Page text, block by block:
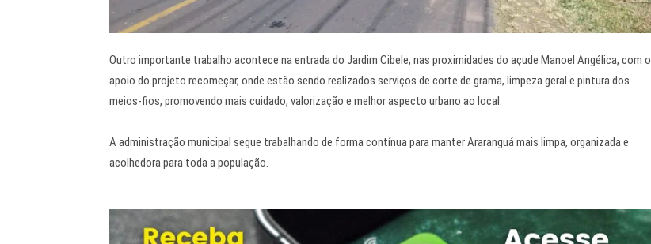
Outro importante trabalho acontece na entrada do Jardim Cibele, nas proximidades do açude Manoel Angélica, com o
apoio do projeto recomeçar, onde estão sendo realizados serviços de corte de grama, limpeza geral e pintura dos
meios-fios, promovendo mais cuidado, valorização e melhor aspecto urbano ao local.
A administração municipal segue trabalhando de forma contínua para manter Araranguá mais limpa, organizada e
acolhedora para toda a população.